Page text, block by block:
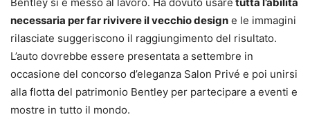
necessaria per far rivivere il vecchio design e le immagini
rilasciate suggeriscono il raggiungimento del risultato.
L’auto dovrebbe essere presentata a settembre in
occasione del concorso d’eleganza Salon Privé e poi unirsi
alla flotta del patrimonio Bentley per partecipare a eventi e
mostre in tutto il mondo.